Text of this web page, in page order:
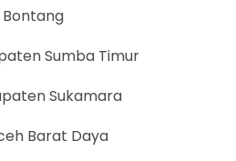
Bontang
Sumba Timur
Sukamara
Barat Daya